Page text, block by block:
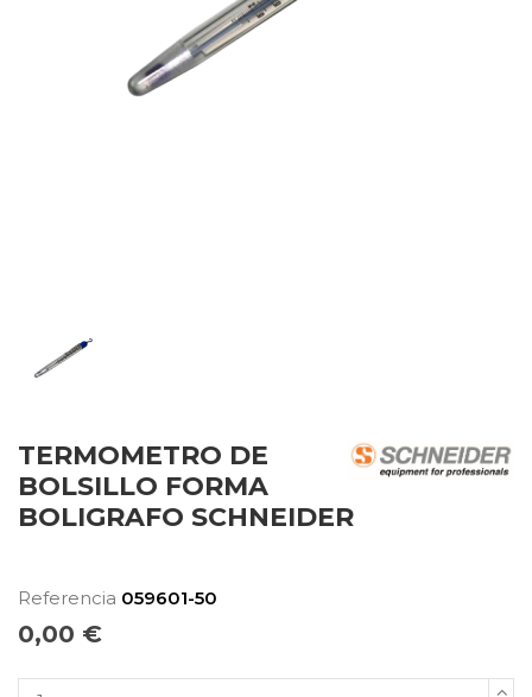
TERMOMETRO DE
BOLSILLO FORMA
BOLIGRAFO SCHNEIDER
Referencia 059601-50
0,00 €